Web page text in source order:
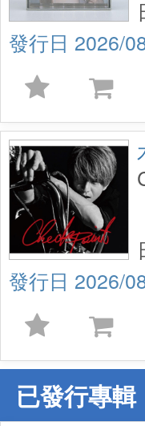
2026/
2026/
已發行專輯